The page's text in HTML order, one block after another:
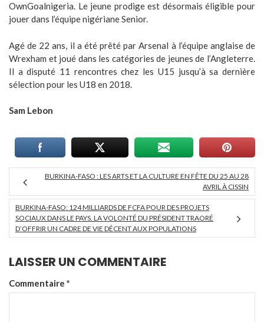
OwnGoalnigeria. Le jeune prodige est désormais éligible pour
jouer dans l’équipe nigériane Senior.
Agé de 22 ans, il a été prêté par Arsenal à l’équipe anglaise de
Wrexham et joué dans les catégories de jeunes de l’Angleterre.
Il a disputé 11 rencontres chez les U15 jusqu’à sa dernière
sélection pour les U18 en 2018.
Sam Lebon
BURKINA-FASO : LES ARTS ET LA CULTURE EN FÊTE DU 25 AU 28
AVRIL À CISSIN
BURKINA-FASO: 124 MILLIARDS DE FCFA POUR DES PROJETS
SOCIAUX DANS LE PAYS. LA VOLONTÉ DU PRÉSIDENT TRAORÉ
D’OFFRIR UN CADRE DE VIE DÉCENT AUX POPULATIONS
LAISSER UN COMMENTAIRE
Commentaire *